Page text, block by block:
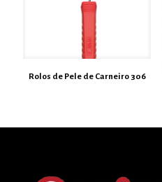
Rolos de Pele de Carneiro 306